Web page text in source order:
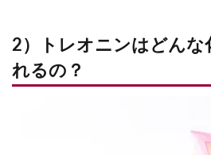
2）トレオニンはどんな
れるの？